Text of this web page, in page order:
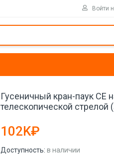
Войти
Гусеничный кран-паук CE
телескопической стрелой
102K₽
Доступность: в наличии